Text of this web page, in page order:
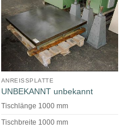
ANREISSPLATTE
UNBEKANNT unbekannt
Tischlänge 1000 mm
Tischbreite 1000 mm